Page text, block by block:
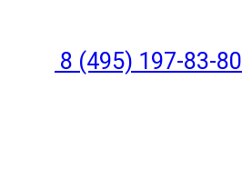
8 (495) 197-83-80